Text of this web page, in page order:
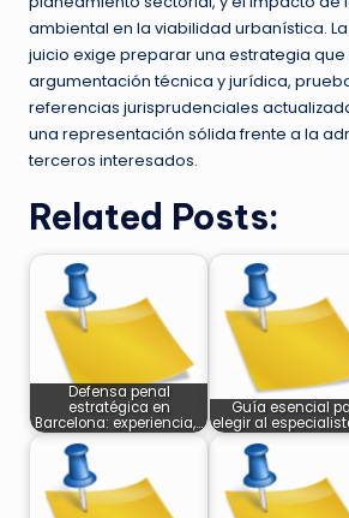
ambiental en la viabilidad urbanística.
juicio exige preparar una estrategia
argumentación técnica y jurídica,
referencias jurisprudenciales
una representación sólida frente a la
terceros interesados.
Related Posts:
Defensa penal
estratégica en
Barcelona: experiencia,…
Guía esencial
elegir al